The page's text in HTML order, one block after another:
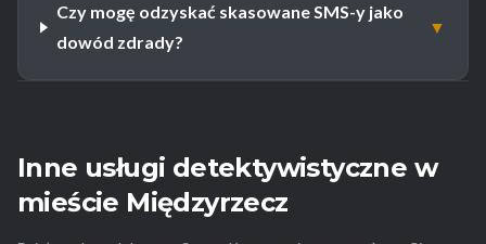
Czy mogę odzyskać skasowane SMS-y jako
dowód zdrady?
▼
Inne usługi detektywistyczne w
mieście Międzyrzecz